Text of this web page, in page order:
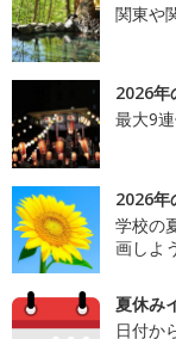
関東や
2026年
最大9
2026年
学校の
画しよ
夏休み
日付か